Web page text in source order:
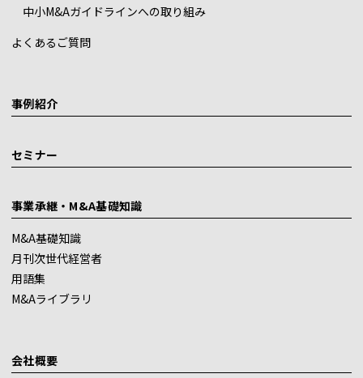
中小M&Aガイドラインへの取り組み
よくあるご質問
事例紹介
セミナー
事業承継・M&A基礎知識
M&A基礎知識
月刊次世代経営者
用語集
M&Aライブラリ
会社概要